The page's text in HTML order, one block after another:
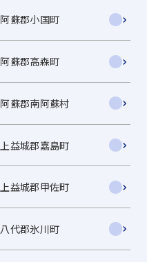
阿蘇郡小国町
阿蘇郡高森町
阿蘇郡南阿蘇村
上益城郡嘉島町
上益城郡甲佐町
八代郡氷川町